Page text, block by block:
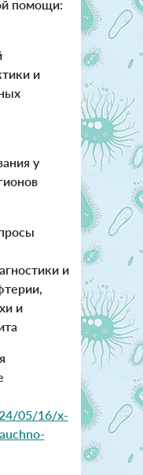
помощи:
и
у
и
и
05/16/x-